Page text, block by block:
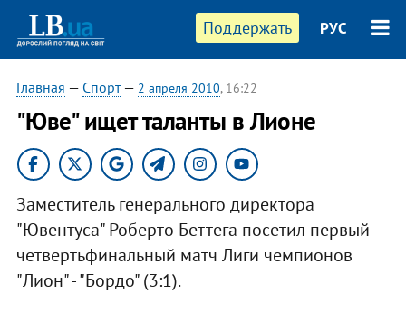
Поддержать РУС
Главная — Спорт— 2 апреля 2010, 16:22
"Юве" ищет таланты в Лионе
Заместитель генерального директора
"Ювентуса" Роберто Беттега посетил первый
четвертьфинальный матч Лиги чемпионов
"Лион" - "Бордо" (3:1).